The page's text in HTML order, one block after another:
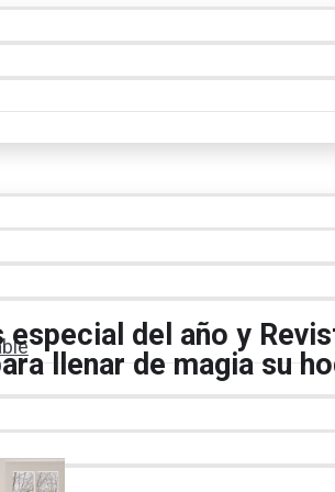
especial del año y
llenar de magia su